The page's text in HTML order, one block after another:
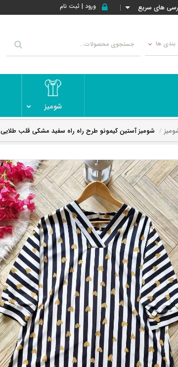
های سریع ورود | ثبت نام
ها
شومیز
شومیز آستین کیمونو طرح راه راه سفید مشکی قلب طلایی